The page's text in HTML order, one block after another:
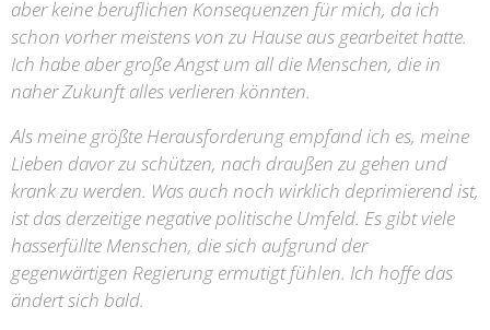
aber keine beruflichen Konsequenzen für mich, da ich
schon vorher meistens von zu Hause aus gearbeitet hatte.
Ich habe aber große Angst um all die Menschen, die in
naher Zukunft alles verlieren könnten.
Als meine größte Herausforderung empfand ich es, meine
Lieben davor zu schützen, nach draußen zu gehen und
krank zu werden. Was auch noch wirklich deprimierend ist,
ist das derzeitige negative politische Umfeld. Es gibt viele
hasserfüllte Menschen, die sich aufgrund der
gegenwärtigen Regierung ermutigt fühlen. Ich hoffe das
ändert sich bald.